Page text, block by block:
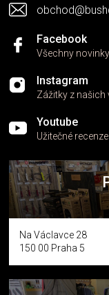
Facebook
Všechny
Instagram
Zážitky z našich
Youtube
Užitečné
Na Václavce 28
150 00 Praha 5